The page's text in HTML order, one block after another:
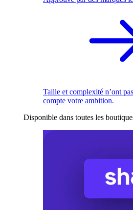
Taille et complexité n’ont
compte votre ambition.
Disponible dans toutes les